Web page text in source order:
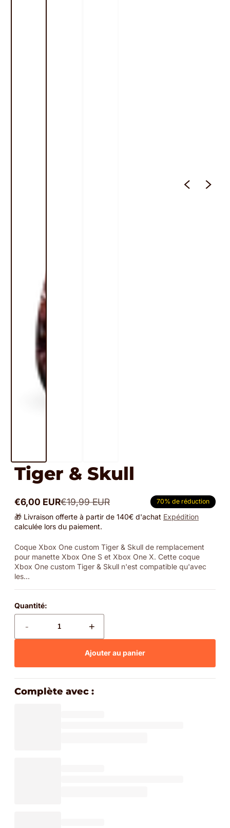
Tiger & Skull
Prix
promotionnel
€6,00 EUR
Prix
normal
€19,99 EUR 70% de réduction
🎁 Livraison offerte à partir de 140€ d'achat Expédition
calculée lors du paiement.
Coque Xbox One custom Tiger & Skull de remplacement
pour manette Xbox One S et Xbox One X. Cette coque
Xbox One custom Tiger & Skull n'est compatible qu'avec
les...
Quantité:
- +
Ajouter au panier
Complète avec :